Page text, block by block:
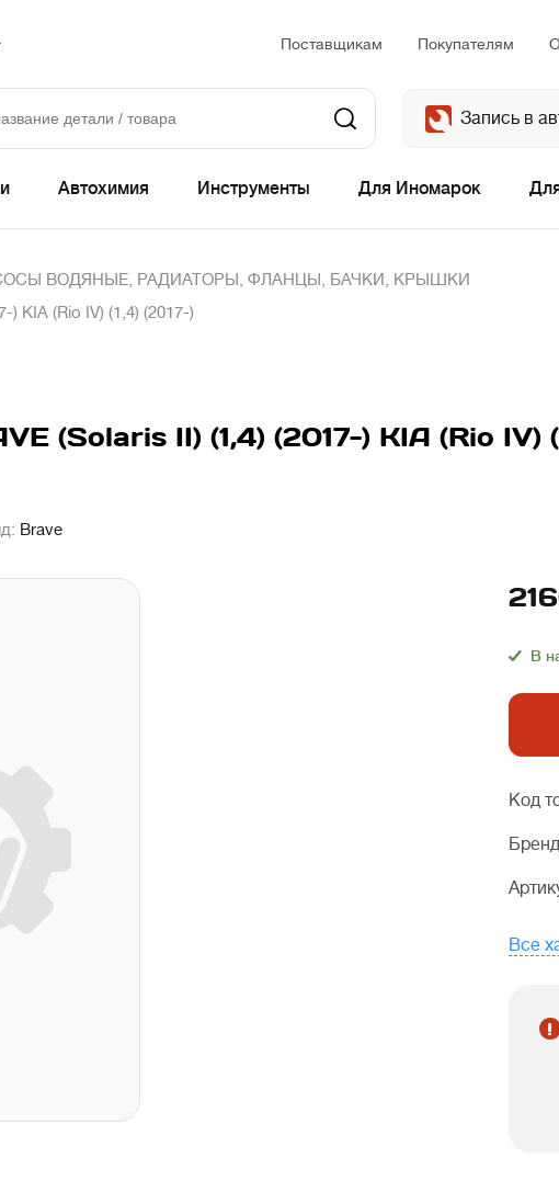
Поставщикам Покупателям
Запись в
Автохимия Инструменты Для Иномарок
ВОДЯНЫЕ, РАДИАТОРЫ, ФЛАНЦЫ, БАЧКИ, КРЫШКИ
) KIA (Rio IV) (1,4) (2017-)
(Solaris II) (1,4) (2017-) KIA (Rio IV)
Brave
В
Код
Бренд
Все